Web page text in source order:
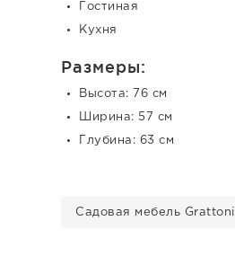
Гостиная
Кухня
Размеры:
Высота: 76 см
Ширина: 57 см
Глубина: 63 см
Садовая мебель Grattoni